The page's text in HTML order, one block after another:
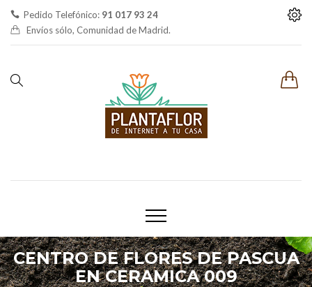
Pedido Telefónico: 91 017 93 24
Envíos sólo, Comunidad de Madrid.
CENTRO DE FLORES DE PASCUA
EN CERAMICA 009